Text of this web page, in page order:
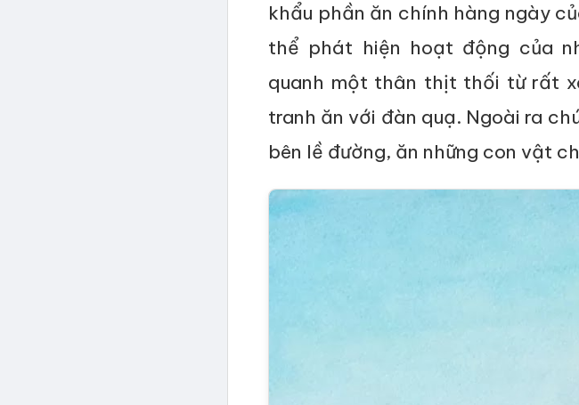
khẩu phần ăn chính hàng ngày
thể phát hiện hoạt động của
quanh một thân thịt thối từ rất
tranh ăn với đàn quạ. Ngoài ra
bên lề đường, ăn những con vật